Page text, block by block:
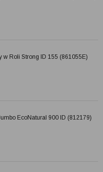
w Roli Strong ID 155 (861055E)
EcoNatural 900 ID (812179)